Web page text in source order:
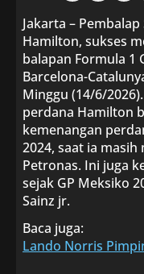
Jakarta –
Hamilton, sukses
balapan Formula 1
Barcelona-
Minggu (14/6/
perdana Hamilton
kemenangan
2024, saat ia
Petronas. Ini juga
sejak GP Meksiko
Sainz jr.
Baca juga:
Lando Norris